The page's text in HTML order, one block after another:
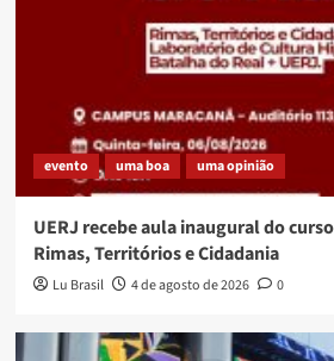
evento uma boa uma opinião
UERJ recebe aula inaugural do
Rimas, Territórios e Cidadania
Lu Brasil 4 de agosto de 2026 0